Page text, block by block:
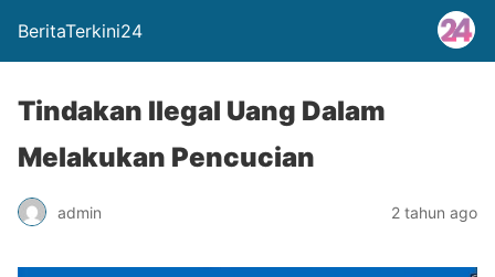
BeritaTerkini24
Tindakan Ilegal Uang Dalam
Melakukan Pencucian
admin 2 tahun ago